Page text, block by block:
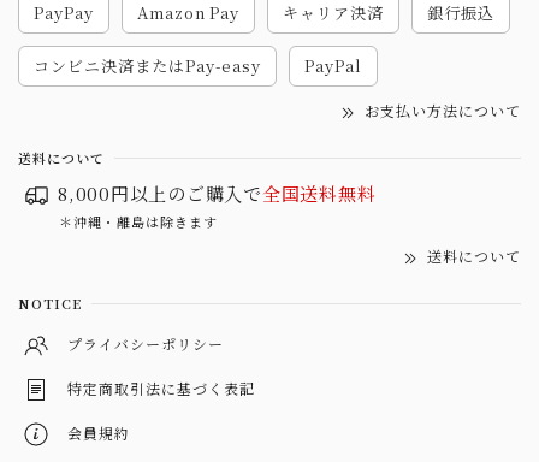
PayPay Amazon Pay キャリア決済 銀行振込
コンビニ決済またはPay-easy PayPal
お支払い方法について
送料について
8,000円以上のご購入で全国送料無料
＊沖縄・離島は除きます
送料について
NOTICE
プライバシーポリシー
特定商取引法に基づく表記
会員規約